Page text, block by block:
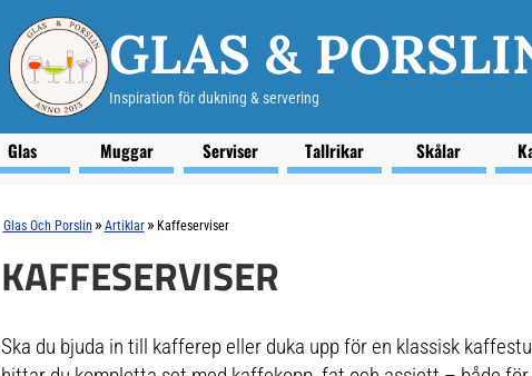
GLAS &
Inspiration för dukning & servering
Glas Muggar Serviser Tallrikar Skålar
Glas Och Porslin » Artiklar » Kaffeserviser
KAFFESERVISER
Ska du bjuda in till kafferep eller duka upp för en klassisk